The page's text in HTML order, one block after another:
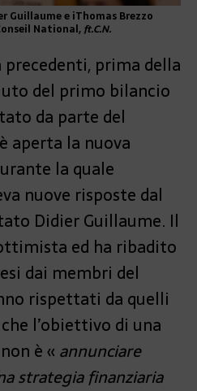
Guillaume e iThomas Brezzo
National, ft.C.N.
precedenti, prima della
del primo bilancio
da parte del
aperta la nuova
la quale
nuove risposte dal
Didier Guillaume. Il
ed ha ribadito
dai membri del
rispettati da quelli
l’obiettivo di una
è « annunciare
strategia finanziaria